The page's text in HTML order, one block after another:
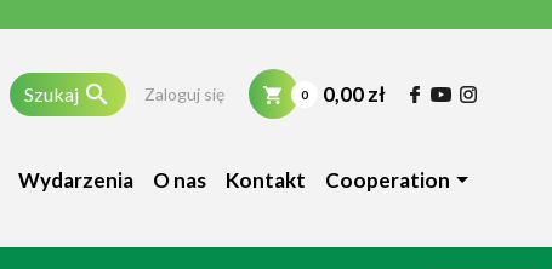
Szukaj  Zaloguj się 0 0,00 zł
Wydarzenia O nas Kontakt Cooperation